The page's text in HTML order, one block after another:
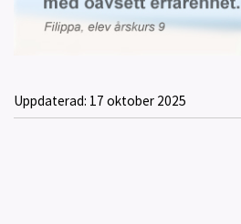
Uppdaterad: 17 oktober 2025